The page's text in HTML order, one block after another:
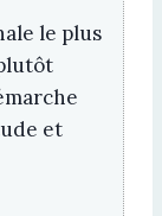
le plus
et